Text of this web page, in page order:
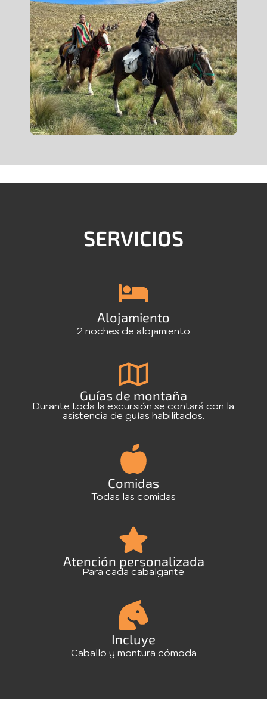
SERVICIOS
Alojamiento
2 noches de alojamiento
Guías de montaña
Durante toda la excursión se contará con la
asistencia de guías habilitados.
Comidas
Todas las comidas
Atención personalizada
Para cada cabalgante
Incluye
Caballo y montura cómoda